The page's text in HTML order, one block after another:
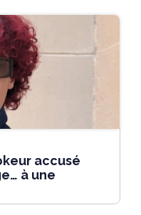
accusé
à une